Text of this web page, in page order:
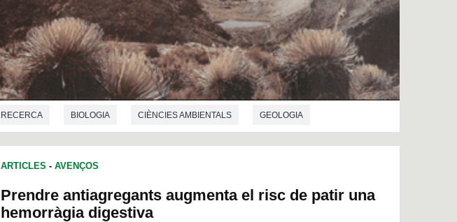
RECERCA BIOLOGIA CIÈNCIES AMBIENTALS GEOLOGIA
ASTRONOMIA
ARTICLES - AVENÇOS
Prendre antiagregants augmenta el risc de patir una
hemorràgia digestiva